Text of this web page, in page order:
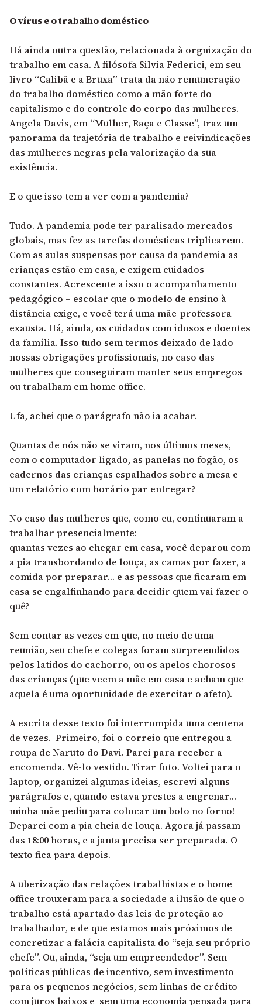
O vírus e o trabalho doméstico
Há ainda outra questão, relacionada à orgnização do
trabalho em casa. A filósofa Silvia Federici, em seu
livro “Calibã e a Bruxa” trata da não remuneração
do trabalho doméstico como a mão forte do
capitalismo e do controle do corpo das mulheres.
Angela Davis, em “Mulher, Raça e Classe”, traz um
panorama da trajetória de trabalho e reivindicações
das mulheres negras pela valorização da sua
existência.
E o que isso tem a ver com a pandemia?
Tudo. A pandemia pode ter paralisado mercados
globais, mas fez as tarefas domésticas triplicarem.
Com as aulas suspensas por causa da pandemia as
crianças estão em casa, e exigem cuidados
constantes. Acrescente a isso o acompanhamento
pedagógico – escolar que o modelo de ensino à
distância exige, e você terá uma mãe-professora
exausta. Há, ainda, os cuidados com idosos e doentes
da família. Isso tudo sem termos deixado de lado
nossas obrigações profissionais, no caso das
mulheres que conseguiram manter seus empregos
ou trabalham em home office.
Ufa, achei que o parágrafo não ia acabar.
Quantas de nós não se viram, nos últimos meses,
com o computador ligado, as panelas no fogão, os
cadernos das crianças espalhados sobre a mesa e
um relatório com horário par entregar?
No caso das mulheres que, como eu, continuaram a
trabalhar presencialmente:
quantas vezes ao chegar em casa, você deparou com
a pia transbordando de louça, as camas por fazer, a
comida por preparar… e as pessoas que ficaram em
casa se engalfinhando para decidir quem vai fazer o
quê?
Sem contar as vezes em que, no meio de uma
reunião, seu chefe e colegas foram surpreendidos
pelos latidos do cachorro, ou os apelos chorosos
das crianças (que veem a mãe em casa e acham que
aquela é uma oportunidade de exercitar o afeto).
A escrita desse texto foi interrompida uma centena
de vezes. Primeiro, foi o correio que entregou a
roupa de Naruto do Davi. Parei para receber a
encomenda. Vê-lo vestido. Tirar foto. Voltei para o
laptop, organizei algumas ideias, escrevi alguns
parágrafos e, quando estava prestes a engrenar…
minha mãe pediu para colocar um bolo no forno!
Deparei com a pia cheia de louça. Agora já passam
das 18:00 horas, e a janta precisa ser preparada. O
texto fica para depois.
A uberização das relações trabalhistas e o home
office trouxeram para a sociedade a ilusão de que o
trabalho está apartado das leis de proteção ao
trabalhador, e de que estamos mais próximos de
concretizar a falácia capitalista do “seja seu próprio
chefe”. Ou, ainda, “seja um empreendedor”. Sem
políticas públicas de incentivo, sem investimento
para os pequenos negócios, sem linhas de crédito
com juros baixos e sem uma economia pensada para